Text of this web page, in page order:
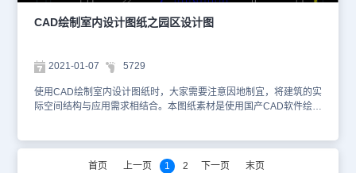
CAD绘制室内设计图纸之园区设计图
2021-01-07 5729
使用CAD绘制室内设计图纸时，大家需要注意因地制宜，将建筑的实
际空间结构与应用需求相结合。本图纸素材是使用国产CAD软件绘制
下。1、一层平面布置图2、二层平面布置图3、三层平面布置图4、
原始结构图大家可以使用国产CAD软件，浩辰CAD或浩辰CAD看图
首页 上一页 1 2 下一页 末页